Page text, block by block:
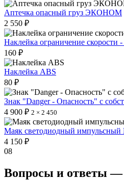
Аптечка опасный груз ЭКОНОМ
2 550 ₽
Наклейка ограничение скорости
160 ₽
Наклейка ABS
80 ₽
Знак "Danger - Опасность" с
4 900 ₽ 2 × 2 450
Маяк светодиодный
4 150 ₽
08
Вопросы и ответы —